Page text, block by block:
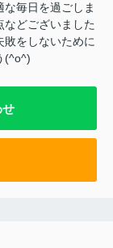
毎日を過ごしま
どございました
をしないために
(^o^)